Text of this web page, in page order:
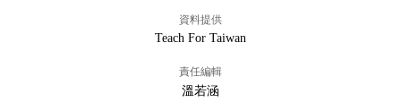
資料提供
Teach For Taiwan
責任編輯
溫若涵